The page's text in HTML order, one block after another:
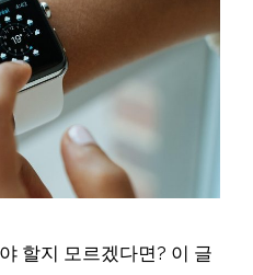
할지 모르겠다면? 이 글